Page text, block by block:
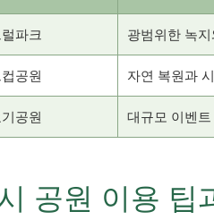
파크 광범위한 녹
공원 자연 복원과
공원 대규모 이벤
공원 이용 팁